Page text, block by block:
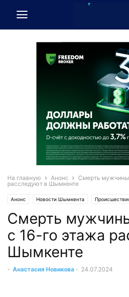
На главную Анонс
Смерть
расследуют в Шымкенте
Анонс Новости Шымкента
Смерть
с 16-го этажа
Шымкенте
- Анастасия Новикова - 24.07.2024